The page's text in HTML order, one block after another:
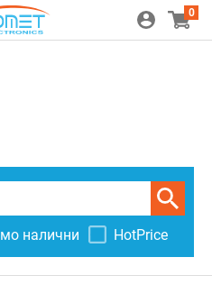
0
налични HotPrice